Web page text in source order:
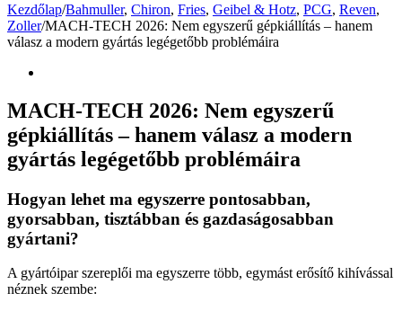
Kezdőlap/Bahmuller, Chiron, Fries, Geibel & Hotz, PCG, Reven,
Zoller/MACH-TECH 2026: Nem egyszerű gépkiállítás – hanem
válasz a modern gyártás legégetőbb problémáira
Image
MACH-TECH 2026: Nem egyszerű
gépkiállítás – hanem válasz a modern
gyártás legégetőbb problémáira
Hogyan lehet ma egyszerre pontosabban,
gyorsabban, tisztábban és gazdaságosabban
gyártani?
A gyártóipar szereplői ma egyszerre több, egymást erősítő kihívással
néznek szembe: